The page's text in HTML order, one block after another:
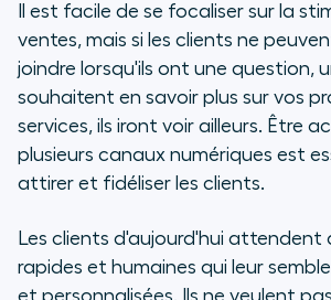
Il est facile de se focaliser sur la
ventes, mais si les clients ne
joindre lorsqu'ils ont une question,
souhaitent en savoir plus sur vos
services, ils iront voir ailleurs. Être
plusieurs canaux numériques est
attirer et fidéliser les clients.
Les clients d'aujourd'hui attendent
rapides et humaines qui leur
et personnalisées. Ils ne veulent